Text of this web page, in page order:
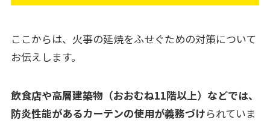
ここからは、火事の延焼をふせぐための対策について
お伝えします。
飲食店や高層建築物（おおむね11階以上）などでは、
防炎性能があるカーテンの使用が義務づけられていま